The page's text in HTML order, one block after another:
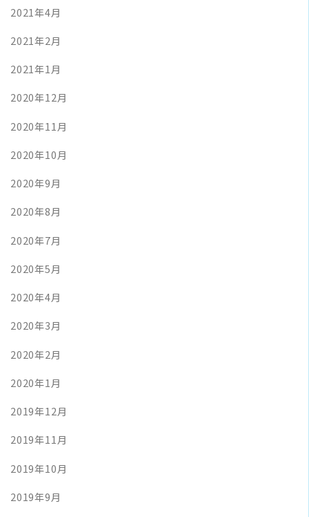
2021年4月
2021年2月
2021年1月
2020年12月
2020年11月
2020年10月
2020年9月
2020年8月
2020年7月
2020年5月
2020年4月
2020年3月
2020年2月
2020年1月
2019年12月
2019年11月
2019年10月
2019年9月